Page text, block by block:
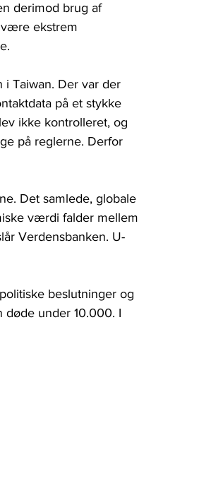
derimod brug af
være ekstrem
Taiwan. Der var der
på et stykke
ikke kontrolleret, og
på reglerne. Derfor
Det samlede, globale
værdi falder mellem
Verdensbanken. U-
beslutninger og
døde under 10.000. I